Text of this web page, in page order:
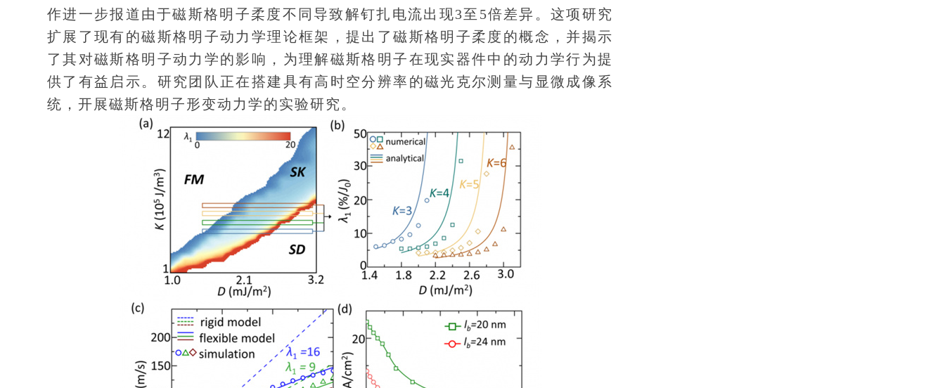
作进一步报道由于磁斯格明子柔度不同导致解钉扎电流出现3至5倍差异。这项研究
扩展了现有的磁斯格明子动力学理论框架，提出了磁斯格明子柔度的概念，并揭示
了其对磁斯格明子动力学的影响，为理解磁斯格明子在现实器件中的动力学行为提
供了有益启示。研究团队正在搭建具有高时空分辨率的磁光克尔测量与显微成像系
统，开展磁斯格明子形变动力学的实验研究。